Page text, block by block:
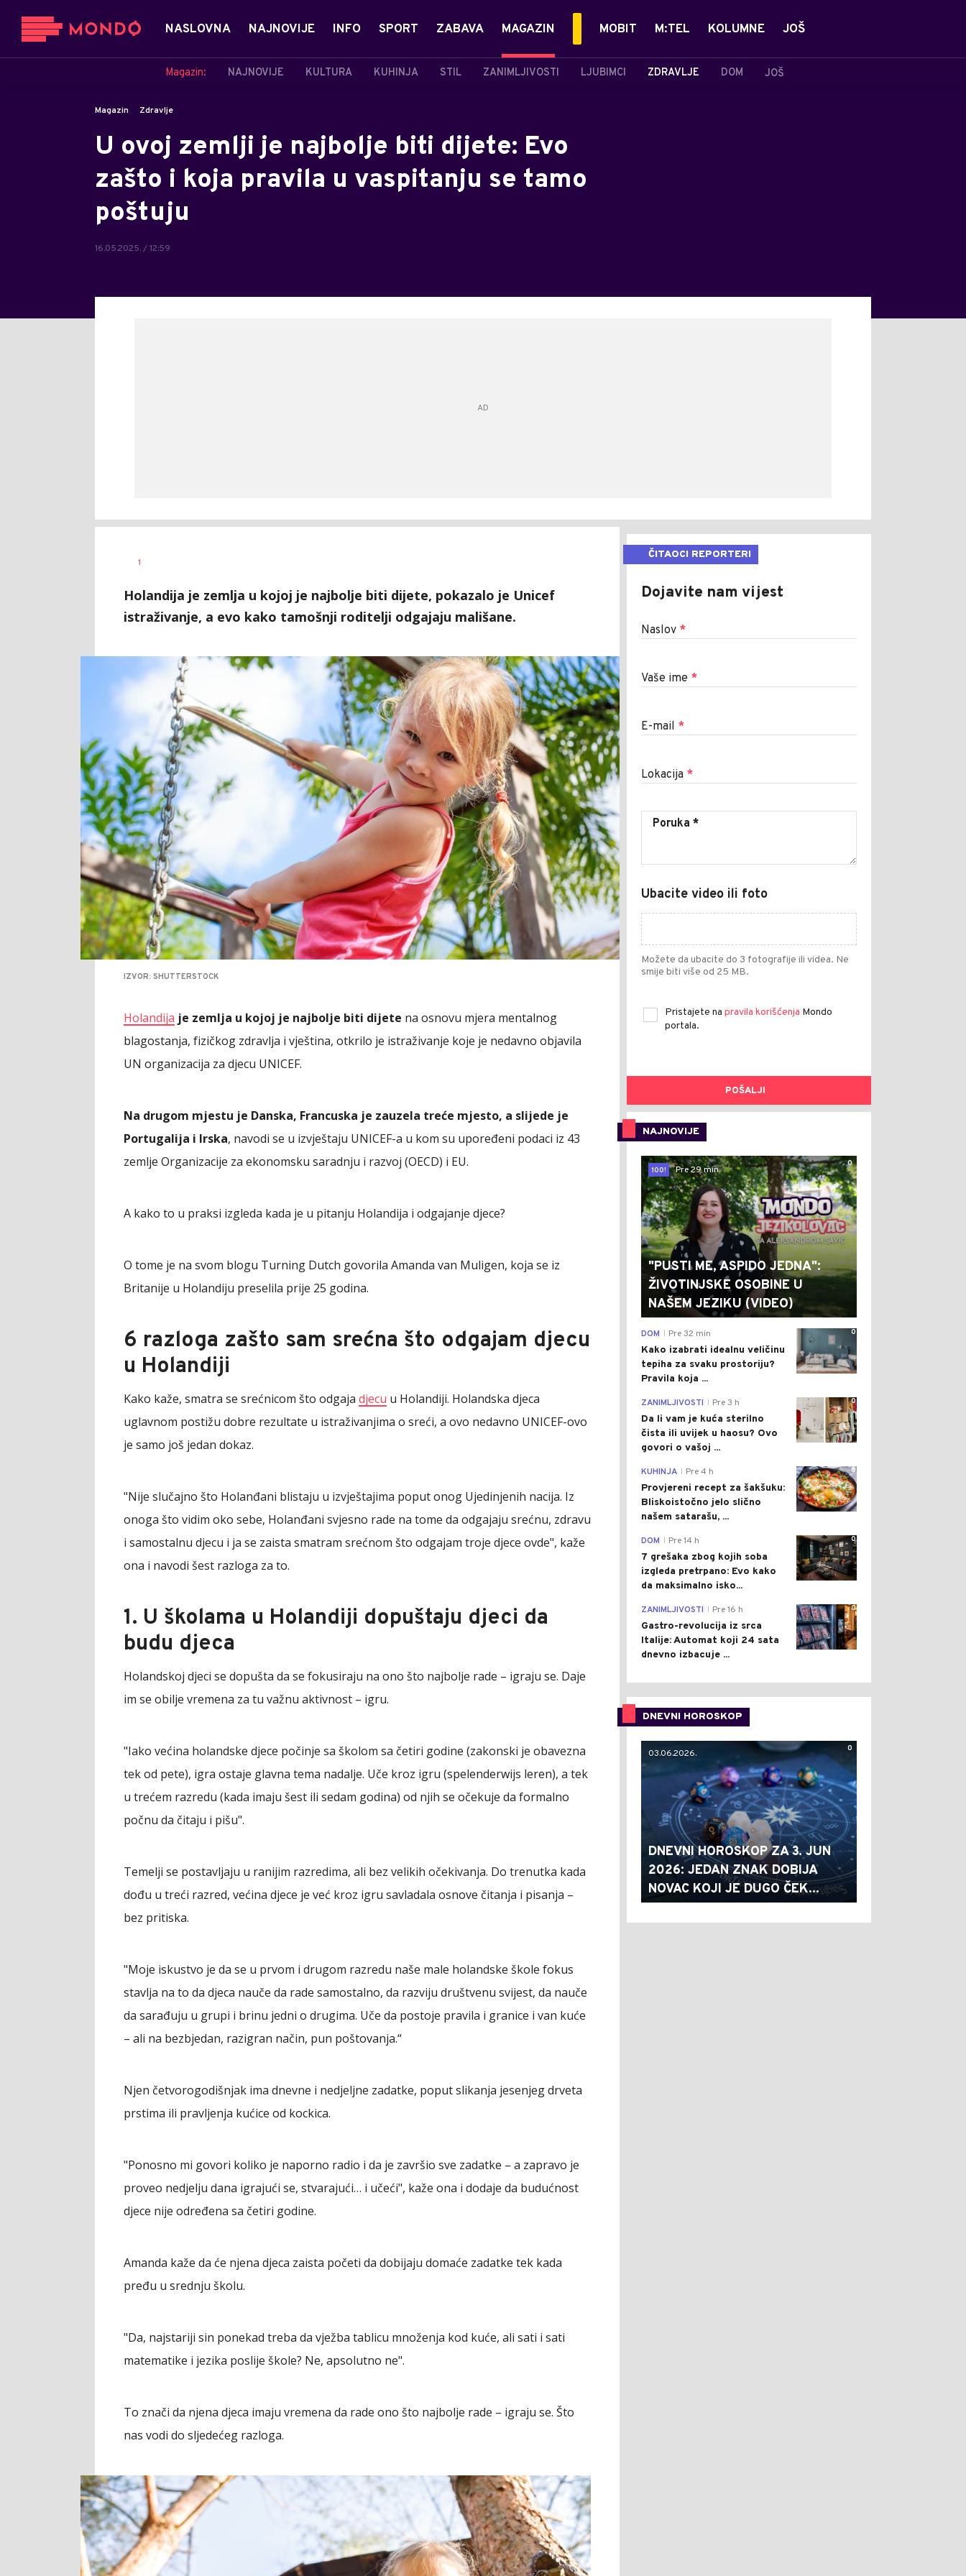
NASLOVNA NAJNOVIJE INFO SPORT ZABAVA MAGAZIN
Magazin: NAJNOVIJE KULTURA KUHINJA STIL ZANIMLJIVOSTI LJUBIMCI ZDRAVLJE DOM JOŠ
MOBIT M:TEL KOLUMNE JOŠ
Magazin Zdravlje
U ovoj zemlji je najbolje biti dijete: Evo
zašto i koja pravila u vaspitanju se tamo
poštuju
16.05.2025. / 12:59
1
Holandija je zemlja u kojoj je najbolje biti dijete, pokazalo je Unicef
istraživanje, a evo kako tamošnji roditelji odgajaju mališane.
IZVOR: SHUTTERSTOCK
Holandija je zemlja u kojoj je najbolje biti dijete na osnovu mjera mentalnog
blagostanja, fizičkog zdravlja i vještina, otkrilo je istraživanje koje je nedavno objavila
UN organizacija za djecu UNICEF.
Na drugom mjestu je Danska, Francuska je zauzela treće mjesto, a slijede je
Portugalija i Irska, navodi se u izvještaju UNICEF-a u kom su upoređeni podaci iz 43
zemlje Organizacije za ekonomsku saradnju i razvoj (OECD) i EU.
A kako to u praksi izgleda kada je u pitanju Holandija i odgajanje djece?
O tome je na svom blogu Turning Dutch govorila Amanda van Muligen, koja se iz
Britanije u Holandiju preselila prije 25 godina.
6 razloga zašto sam srećna što odgajam djecu
u Holandiji
Kako kaže, smatra se srećnicom što odgaja djecu u Holandiji. Holandska djeca
uglavnom postižu dobre rezultate u istraživanjima o sreći, a ovo nedavno UNICEF-ovo
je samo još jedan dokaz.
"Nije slučajno što Holanđani blistaju u izvještajima poput onog Ujedinjenih nacija. Iz
onoga što vidim oko sebe, Holanđani svjesno rade na tome da odgajaju srećnu, zdravu
i samostalnu djecu i ja se zaista smatram srećnom što odgajam troje djece ovde", kaže
ona i navodi šest razloga za to.
1. U školama u Holandiji dopuštaju djeci da
budu djeca
Holandskoj djeci se dopušta da se fokusiraju na ono što najbolje rade – igraju se. Daje
im se obilje vremena za tu važnu aktivnost – igru.
"Iako većina holandske djece počinje sa školom sa četiri godine (zakonski je obavezna
tek od pete), igra ostaje glavna tema nadalje. Uče kroz igru (spelenderwijs leren), a tek
u trećem razredu (kada imaju šest ili sedam godina) od njih se očekuje da formalno
počnu da čitaju i pišu".
Temelji se postavljaju u ranijim razredima, ali bez velikih očekivanja. Do trenutka kada
dođu u treći razred, većina djece je već kroz igru savladala osnove čitanja i pisanja –
bez pritiska.
"Moje iskustvo je da se u prvom i drugom razredu naše male holandske škole fokus
stavlja na to da djeca nauče da rade samostalno, da razviju društvenu svijest, da nauče
da sarađuju u grupi i brinu jedni o drugima. Uče da postoje pravila i granice i van kuće
– ali na bezbjedan, razigran način, pun poštovanja.“
Njen četvorogodišnjak ima dnevne i nedjeljne zadatke, poput slikanja jesenjeg drveta
prstima ili pravljenja kućice od kockica.
"Ponosno mi govori koliko je naporno radio i da je završio sve zadatke – a zapravo je
proveo nedjelju dana igrajući se, stvarajući… i učeći", kaže ona i dodaje da budućnost
djece nije određena sa četiri godine.
Amanda kaže da će njena djeca zaista početi da dobijaju domaće zadatke tek kada
pređu u srednju školu.
"Da, najstariji sin ponekad treba da vježba tablicu množenja kod kuće, ali sati i sati
matematike i jezika poslije škole? Ne, apsolutno ne".
To znači da njena djeca imaju vremena da rade ono što najbolje rade – igraju se. Što
nas vodi do sljedećeg razloga.
ČITAOCI REPORTERI
Dojavite nam vijest
Naslov *
Vaše ime *
E-mail *
Lokacija *
Ubacite video ili foto
Možete da ubacite do 3 fotografije ili videa. Ne
smije biti više od 25 MB.
Pristajete na pravila korišćenja Mondo
portala.
POŠALJI
NAJNOVIJE
0
100!
Pre 29 min
"PUSTI ME, ASPIDO JEDNA":
ŽIVOTINJSKE OSOBINE U
NAŠEM JEZIKU (VIDEO)
0
DOM Pre 32 min
Kako izabrati idealnu veličinu
tepiha za svaku prostoriju?
Pravila koja ...
0
ZANIMLJIVOSTI Pre 3 h
Da li vam je kuća sterilno
čista ili uvijek u haosu? Ovo
govori o vašoj ...
0
KUHINJA Pre 4 h
Provjereni recept za šakšuku:
Bliskoistočno jelo slično
našem satarašu, ...
0
DOM Pre 14 h
7 grešaka zbog kojih soba
izgleda pretrpano: Evo kako
da maksimalno isko...
0
ZANIMLJIVOSTI Pre 16 h
Gastro-revolucija iz srca
Italije: Automat koji 24 sata
dnevno izbacuje ...
DNEVNI HOROSKOP
0
03.06.2026.
DNEVNI HOROSKOP ZA 3. JUN
2026: JEDAN ZNAK DOBIJA
NOVAC KOJI JE DUGO ČEK...